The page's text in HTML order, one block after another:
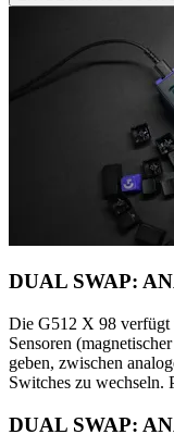
DUAL SWAP:
Die G512 X 98
Sensoren
geben, zwischen
Switches zu wechseln.
DUAL SWAP: